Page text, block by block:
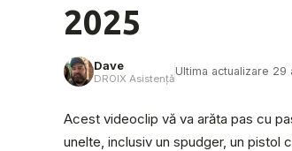
2025
Dave
DROIX Asistență
Ultima actualizare 29
Acest videoclip vă va arăta pas cu
unelte, inclusiv un spudger, un pistol